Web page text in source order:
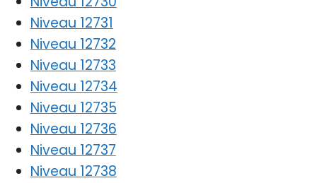
Niveau 12731
Niveau 12732
Niveau 12733
Niveau 12734
Niveau 12735
Niveau 12736
Niveau 12737
Niveau 12738